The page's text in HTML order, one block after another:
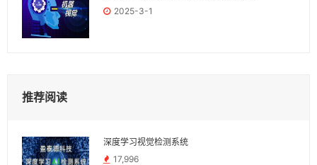
2025-3-1
推荐阅读
深度学习视觉检测系统
17,996